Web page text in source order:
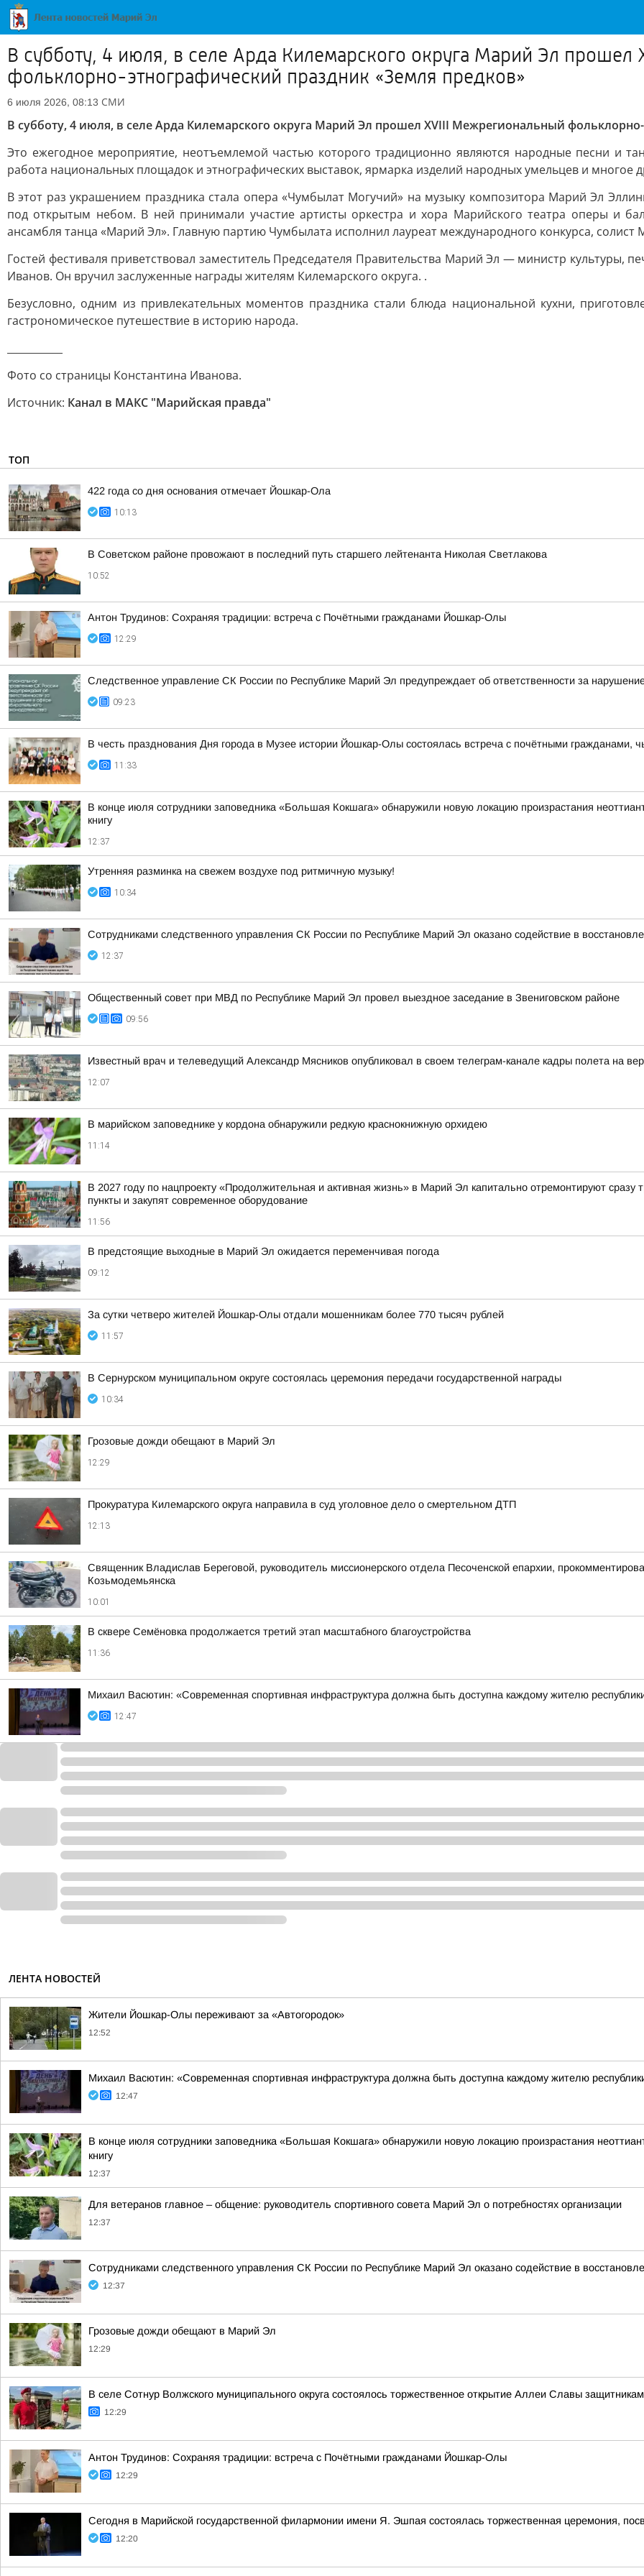
В субботу, 4 июля, в селе Арда Килемарского округа Марий Эл
фольклорно-этнографический праздник «Земля предков»
6 июля 2026, 08:13 СМИ
В субботу, 4 июля, в селе Арда Килемарского округа Марий Эл прошел XVIII Межрегиональный
Это ежегодное мероприятие, неотъемлемой частью которого традиционно являются народные песни и
работа национальных площадок и этнографических выставок, ярмарка изделий народных умельцев и многое
В этот раз украшением праздника стала опера «Чумбылат Могучий» на музыку композитора Марий Эл
под открытым небом. В ней принимали участие артисты оркестра и хора Марийского театра оперы и
ансамбля танца «Марий Эл». Главную партию Чумбылата исполнил лауреат международного конкурса,
Гостей фестиваля приветствовал заместитель Председателя Правительства Марий Эл — министр культуры,
Иванов. Он вручил заслуженные награды жителям Килемарского округа. .
Безусловно, одним из привлекательных моментов праздника стали блюда национальной кухни,
гастрономическое путешествие в историю народа.
Фото со страницы Константина Иванова.
Источник: Канал в МАКС "Марийская правда"
ТОП
422 года со дня основания отмечает Йошкар-Ола
10:13
В Советском районе провожают в последний путь старшего лейтенанта Николая Светлакова
10:52
Антон Трудинов: Сохраняя традиции: встреча с Почётными гражданами Йошкар-Олы
12:29
Следственное управление СК России по Республике Марий Эл предупреждает об ответственности за
09:23
В честь празднования Дня города в Музее истории Йошкар-Олы состоялась встреча с почётными гражданами,
11:33
В конце июля сотрудники заповедника «Большая Кокшага» обнаружили новую локацию произрастания
книгу
12:37
Утренняя разминка на свежем воздухе под ритмичную музыку!
10:34
Сотрудниками следственного управления СК России по Республике Марий Эл оказано содействие в
12:37
Общественный совет при МВД по Республике Марий Эл провел выездное заседание в Звениговском районе
09:56
Известный врач и телеведущий Александр Мясников опубликовал в своем телеграм-канале кадры полета на
12:07
В марийском заповеднике у кордона обнаружили редкую краснокнижную орхидею
11:14
В 2027 году по нацпроекту «Продолжительная и активная жизнь» в Марий Эл капитально отремонтируют сразу
пункты и закупят современное оборудование
11:56
В предстоящие выходные в Марий Эл ожидается переменчивая погода
09:12
За сутки четверо жителей Йошкар-Олы отдали мошенникам более 770 тысяч рублей
11:57
В Сернурском муниципальном округе состоялась церемония передачи государственной награды
10:34
Грозовые дожди обещают в Марий Эл
12:29
Прокуратура Килемарского округа направила в суд уголовное дело о смертельном ДТП
12:13
Священник Владислав Береговой, руководитель миссионерского отдела Песоченской епархии,
Козьмодемьянска
10:01
В сквере Семёновка продолжается третий этап масштабного благоустройства
11:36
Михаил Васютин: «Современная спортивная инфраструктура должна быть доступна каждому жителю
12:47
ЛЕНТА НОВОСТЕЙ
Жители Йошкар-Олы переживают за «Автогородок»
12:52
Михаил Васютин: «Современная спортивная инфраструктура должна быть доступна каждому жителю
12:47
В конце июля сотрудники заповедника «Большая Кокшага» обнаружили новую локацию произрастания
книгу
12:37
Для ветеранов главное – общение: руководитель спортивного совета Марий Эл о потребностях организации
12:37
Сотрудниками следственного управления СК России по Республике Марий Эл оказано содействие в
12:37
Грозовые дожди обещают в Марий Эл
12:29
В селе Сотнур Волжского муниципального округа состоялось торжественное открытие Аллеи Славы
12:29
Антон Трудинов: Сохраняя традиции: встреча с Почётными гражданами Йошкар-Олы
12:29
Сегодня в Марийской государственной филармонии имени Я. Эшпая состоялась торжественная церемония,
12:20